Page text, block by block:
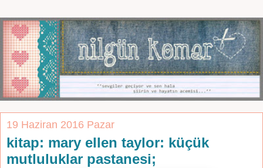
19 Haziran 2016 Pazar
kitap: mary ellen taylor: küçük
mutluluklar pastanesi;